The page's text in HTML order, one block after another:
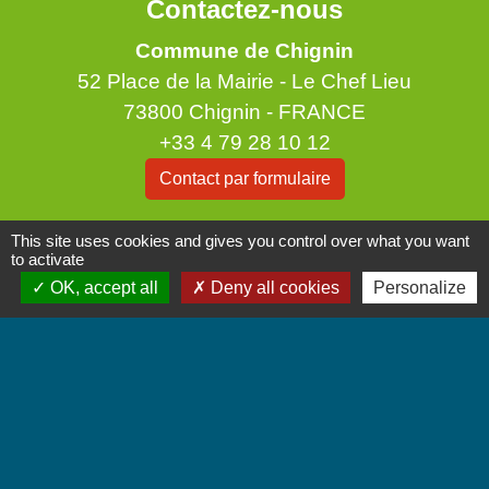
Contactez-nous
Commune de Chignin
52 Place de la Mairie - Le Chef Lieu
73800 Chignin - FRANCE
+33 4 79 28 10 12
Contact par formulaire
Accueil du public
Lundi et Jeudi de 16h à 19h.
Vendredi de 9h à 12h.
This site uses cookies and gives you control over what you want
to activate
OK, accept all
Deny all cookies Personalize